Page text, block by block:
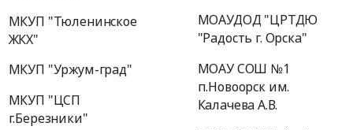
МКУП "Тюленинское
ЖКХ"
МКУП "Уржум-град"
МКУП "ЦСП
г.Березники"
МОАУДОД "ЦРТДЮ
"Радость г. Орска"
МОАУ СОШ №1
п.Новоорск им.
Калачева А.В.